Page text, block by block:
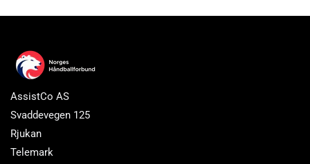
AssistCo AS
Svaddevegen 125
Rjukan
Telemark